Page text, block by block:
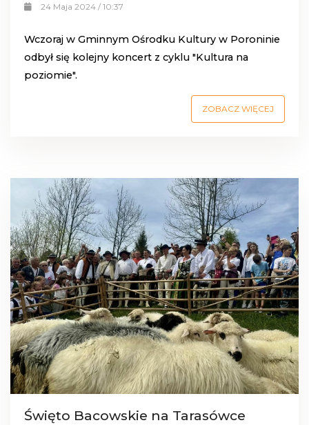
24 Maja 2024 / 10:37
Wczoraj w Gminnym Ośrodku Kultury w Poroninie
odbył się kolejny koncert z cyklu "Kultura na
poziomie".
ZOBACZ WIĘCEJ
Święto Bacowskie na Tarasówce